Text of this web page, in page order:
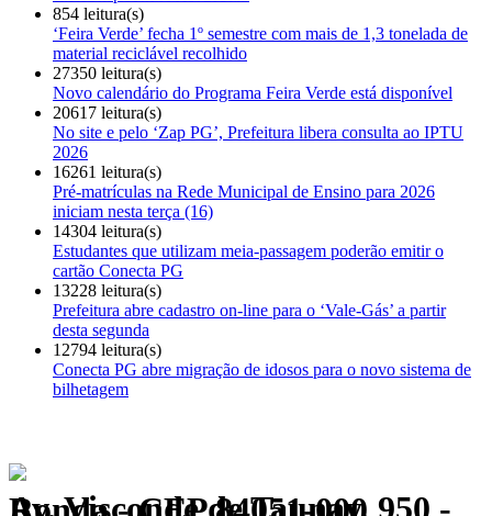
854 leitura(s)
‘Feira Verde’ fecha 1º semestre com mais de 1,3 tonelada de
material reciclável recolhido
27350 leitura(s)
Novo calendário do Programa Feira Verde está disponível
20617 leitura(s)
No site e pelo ‘Zap PG’, Prefeitura libera consulta ao IPTU
2026
16261 leitura(s)
Pré-matrículas na Rede Municipal de Ensino para 2026
iniciam nesta terça (16)
14304 leitura(s)
Estudantes que utilizam meia-passagem poderão emitir o
cartão Conecta PG
13228 leitura(s)
Prefeitura abre cadastro on-line para o ‘Vale-Gás’ a partir
desta segunda
12794 leitura(s)
Conecta PG abre migração de idosos para o novo sistema de
bilhetagem